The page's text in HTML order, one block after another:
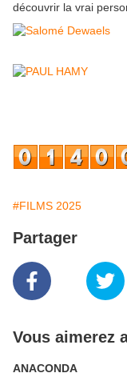
découvrir la vrai
#FILMS 2025
Partager
Vous aimerez
ANACONDA